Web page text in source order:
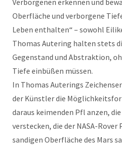
Verborgenen erkennen und
Oberfläche und verborgene
Leben enthalten“ – sowohl
Thomas Autering halten stets
Gegenstand und Abstraktion,
Tiefe einbüßen müssen.
In Thomas Auterings
der Künstler die
daraus keimenden Pfl anzen,
verstecken, die der NASA-Rover
sandigen Oberfläche des Mars